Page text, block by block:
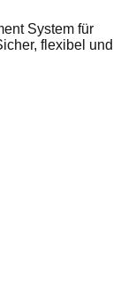
System für
flexibel und